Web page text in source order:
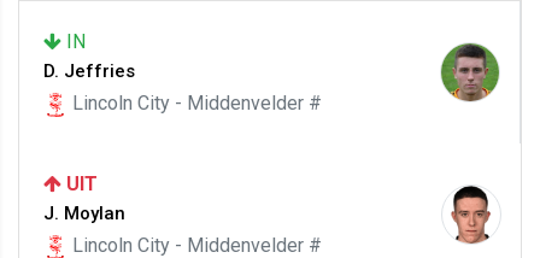
IN
D. Jeffries
Lincoln City - Middenvelder #
UIT
J. Moylan
Lincoln City - Middenvelder #